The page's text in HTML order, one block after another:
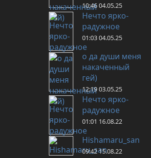
10:46 04.05.25
Нечто ярко-
радужное
01:03 04.05.25
о да души меня
накаченный
гей)
12:19 03.05.25
Нечто ярко-
радужное
01:01 16.08.22
Hishamaru_san
09:42 15.08.22